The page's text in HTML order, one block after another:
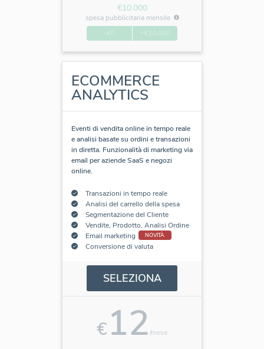
€10.000
spesa pubblicitaria mensile
ECOMMERCE
ANALYTICS
Eventi di vendita online in tempo reale
e analisi basate su ordini e transazioni
in diretta. Funzionalità di marketing via
email per aziende SaaS e negozi
online.
Transazioni in tempo reale
Analisi del carrello della spesa
Segmentazione del Cliente
Vendite, Prodotto, Analisi Ordine
Email marketing
NOVITÀ
Conversione di valuta
SELEZIONA
€12/mese